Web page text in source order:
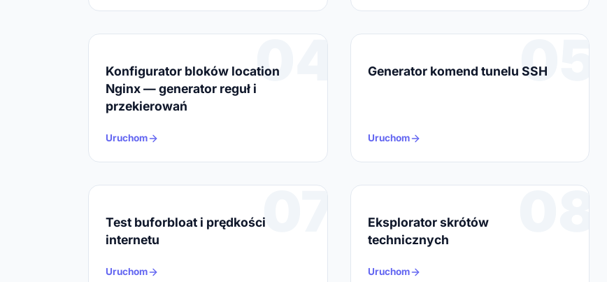
04
Konfigurator bloków location
Nginx — generator reguł i
przekierowań
Uruchom
05
Generator komend tunelu SSH
Uruchom
07
Test buforbloat i prędkości
internetu
Uruchom
08
Eksplorator skrótów
technicznych
Uruchom